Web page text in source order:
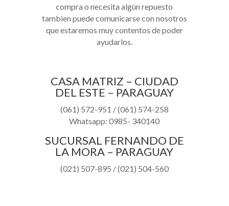
compra o necesita algún repuesto
tambien puede comunicarse con nosotros
que estaremos muy contentos de poder
ayudarlos.
CASA MATRIZ – CIUDAD
DEL ESTE – PARAGUAY
(061) 572-951 / (061) 574-258
Whatsapp: 0985- 340140
SUCURSAL FERNANDO DE
LA MORA – PARAGUAY
(021) 507-895 / (021) 504-560